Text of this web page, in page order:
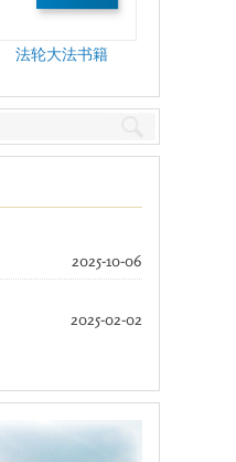
法轮大法书籍
2025-10-06
2025-02-02